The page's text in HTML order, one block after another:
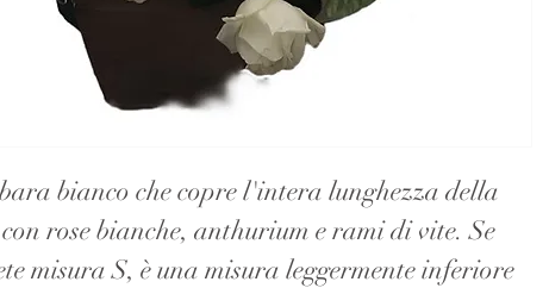
bianco che copre l'intera lunghezza della
rose bianche, anthurium e rami di vite. Se
misura S, è una misura leggermente inferiore